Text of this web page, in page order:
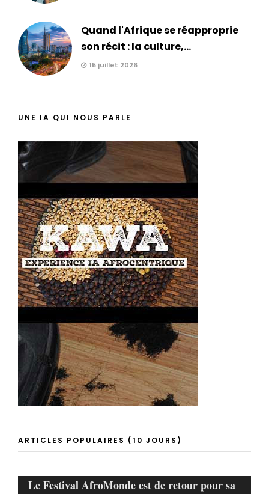
Quand l'Afrique se réapproprie
son récit : la culture,...
15 juillet 2026
UNE IA QUI NOUS PARLE
ARTICLES POPULAIRES (10 JOURS)
Le Festival AfroMonde est de retour pour sa